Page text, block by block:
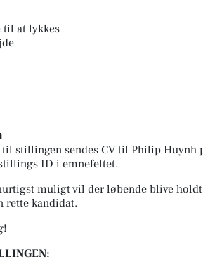
til at lykkes
stillingen sendes CV til Philip Huynh
ID i emnefeltet.
muligt vil der løbende blive
rette kandidat.